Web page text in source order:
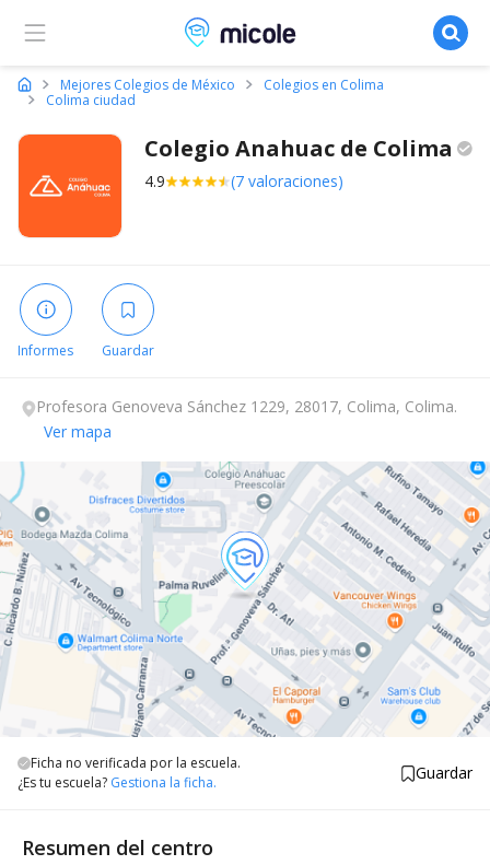
Micole, buscador de colegios
Mejores Colegios de México
Colegios en Colima
Colima ciudad
Colegio Anahuac de Colima
4.9 (7 valoraciones)
Informes Guardar
Profesora Genoveva Sánchez 1229, 28017, Colima, Colima.
Ver mapa
Ficha no verificada por la escuela.
¿Es tu escuela? Gestiona la ficha. Guardar
Resumen del centro